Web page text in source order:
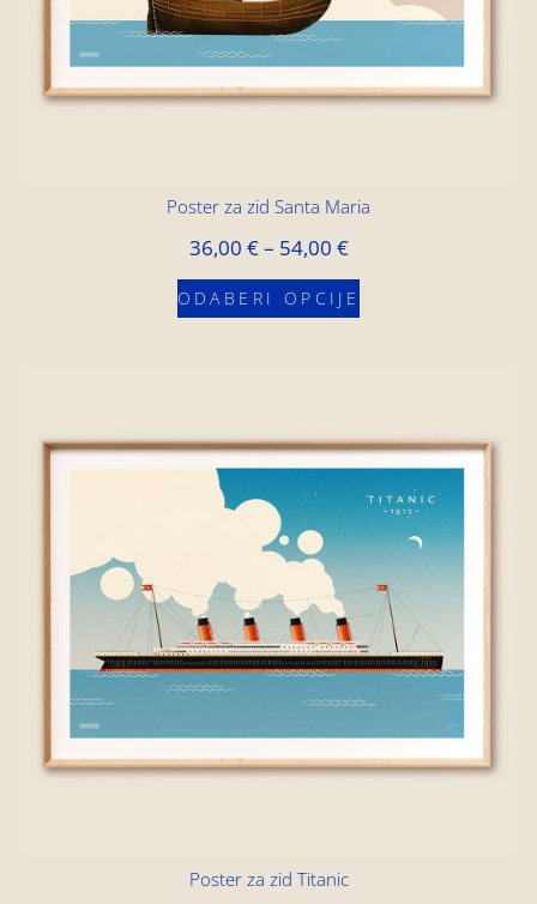
Poster za zid Santa Maria
36,00 €– 54,00 €
ODABERI OPCIJE
Poster za zid Titanic